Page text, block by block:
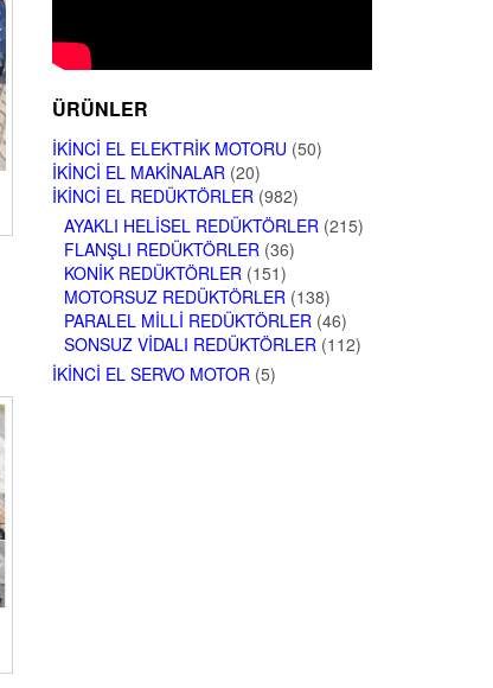
ÜRÜNLER
İKINCI EL ELEKTRIK MOTORU (50)
İKINCI EL MAKINALAR (20)
İKINCI EL REDÜKTÖRLER (982)
AYAKLI HELISEL REDÜKTÖRLER (215)
FLANŞLI REDÜKTÖRLER (36)
KONIK REDÜKTÖRLER (151)
MOTORSUZ REDÜKTÖRLER (138)
PARALEL MILLI REDÜKTÖRLER (46)
SONSUZ VIDALI REDÜKTÖRLER (112)
İKINCI EL SERVO MOTOR (5)